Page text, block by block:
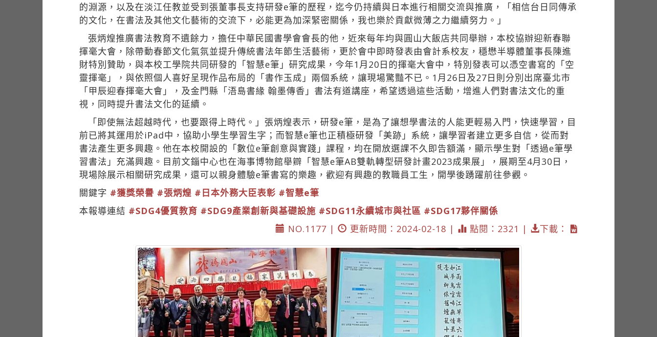
的淵源，以及在淡江任教並受到張董事長支持研發e筆的歷程，迄今仍持續與日本進行相關交流與推廣，「相信台日同傳承
的文化，在書法及其他文化藝術的交流下，必能更為加深緊密關係，我也樂於貢獻微薄之力繼續努力。」
張炳煌推廣書法教育不遺餘力，擔任中華民國書學會會長的他，近來每年均與圓山大飯店共同舉辦，本校協辦迎新春聯
揮毫大會，除帶動春節文化氣氛並提升傳統書法年節生活藝術，更於會中即時發表由會計系校友，穩懋半導體董事長陳進
財特別贊助，與本校工學院共同研發的「智慧e筆」研究成果，今年1月20日的揮毫大會中，特別發表可以憑空書寫的「空
靈揮毫」，與依照個人喜好呈現作品布局的「書作玉成」兩個系統，讓現場驚豔不已。1月26日及27日則分別出席臺北市
「甲辰迎春揮毫大會」，及金門縣「浯島書緣 翰墨傳香」書法有道講座，希望透過這些活動，增進人們對書法文化的重
視，同時提升書法文化的延續。
「即使無法超越時代，也要跟得上時代。」張炳煌表示，研發e筆，是為了讓想學書法的人能更輕易入門，快速學習，目
前已將其運用於iPad中，協助小學生學習生字；而智慧e筆也正積極研發「美跡」系統，讓學習者建立更多自信，從而對
書法產生更多興趣。他在本校開設的「數位e筆創意與實踐」課程，均在開放選課不久即告額滿，顯示學生對「透過e筆學
習書法」充滿興趣。目前文錙中心也在海事博物館舉辧「智慧e筆AB雙軌轉型研發計畫2023成果展」，展期至4月30日，
現場除展示相關研究成果，還可以親身體驗e筆書寫的樂趣，歡迎有興趣的教職員工生，開學後踴躍前往參觀。
關鍵字 #獲獎榮譽 #張炳煌 #日本外務大臣表彰 #智慧e筆
本報導連結 #SDG4優質教育 #SDG9產業創新與基礎設施 #SDG11永續城市與社區 #SDG17夥伴關係
NO.1177 |
更新時間：2024-02-18 | 點閱：2321 | 下載：